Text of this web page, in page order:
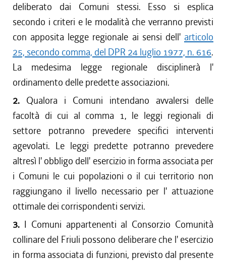
deliberato dai Comuni stessi. Esso si esplica
secondo i criteri e le modalità che verranno previsti
con apposita legge regionale ai sensi dell' articolo
25, secondo comma, del DPR 24 luglio 1977, n. 616.
La medesima legge regionale disciplinerà l'
ordinamento delle predette associazioni.
2. Qualora i Comuni intendano avvalersi delle
facoltà di cui al comma 1, le leggi regionali di
settore potranno prevedere specifici interventi
agevolati. Le leggi predette potranno prevedere
altresì l' obbligo dell' esercizio in forma associata per
i Comuni le cui popolazioni o il cui territorio non
raggiungano il livello necessario per l' attuazione
ottimale dei corrispondenti servizi.
3. I Comuni appartenenti al Consorzio Comunità
collinare del Friuli possono deliberare che l' esercizio
in forma associata di funzioni, previsto dal presente